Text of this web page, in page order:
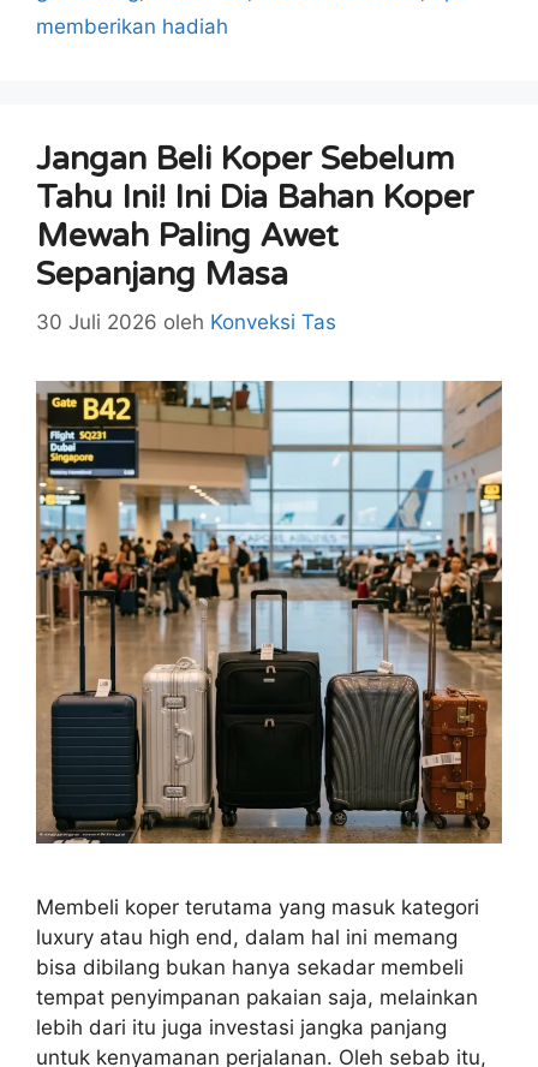
memberikan hadiah
Jangan Beli Koper Sebelum
Tahu Ini! Ini Dia Bahan Koper
Mewah Paling Awet
Sepanjang Masa
30 Juli 2026 oleh Konveksi Tas
Membeli koper terutama yang masuk kategori
luxury atau high end, dalam hal ini memang
bisa dibilang bukan hanya sekadar membeli
tempat penyimpanan pakaian saja, melainkan
lebih dari itu juga investasi jangka panjang
untuk kenyamanan perjalanan. Oleh sebab itu,